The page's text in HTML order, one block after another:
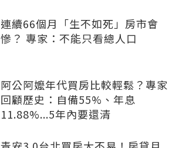
連續66個月「生不如死」房市會
慘？ 專家：不能只看總人口
阿公阿嬤年代買房比較輕鬆？專家
回顧歷史：自備55%、年息
11.88%...5年內要還清